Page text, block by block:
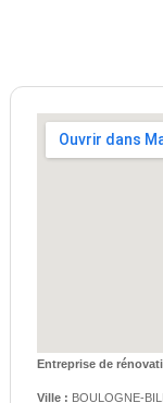
Entreprise de
Ville : BOULOGNE-